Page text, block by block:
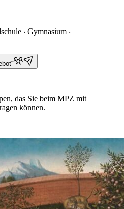
‧ Gymnasium ‧
das Sie beim MPZ mit
können.